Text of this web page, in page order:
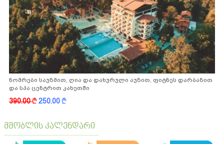
ნომრები საუზმით, ღია და დახურული აუზით, ფიტნეს დარბაზით
და სპა ცენტრით კახეთში
390.00k250.00k
მშობლის კალენდარი